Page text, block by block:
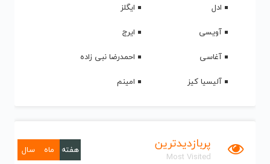
ادل
ایگلز
آویسی
ایرج
آغاسی
احمدرضا نبی زاده
آلیسیا کیز
امینم
پربازدیدترین
Most Visited
هفته ماه سال